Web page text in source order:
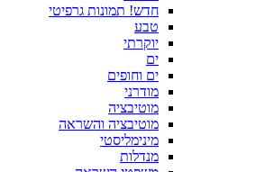
חדש! תמונות גרפיטי
טבע
יוקרתי
ים
ים וחופים
מודרני
מוטיבציה
מוטיבציה והשראה
מינימליסטי
מנדלות